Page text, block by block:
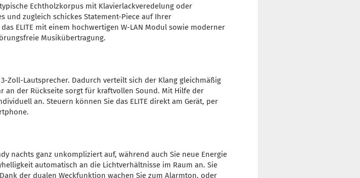
Echtholzkorpus mit Klavierlackveredelung oder
und zugleich schickes Statement-Piece auf Ihrer
ELITE mit einem hochwertigen W-LAN Modul sowie moderner
Musikübertragung.
Zoll-Lautsprecher. Dadurch verteilt sich der Klang gleichmäßig
an der Rückseite sorgt für kraftvollen Sound. Mit Hilfe der
an. Steuern können Sie das ELITE direkt am Gerät, per
nachts ganz unkompliziert auf, während auch Sie neue Energie
automatisch an die Lichtverhältnisse im Raum an. Sie
der dualen Weckfunktion wachen Sie zum Alarmton, oder